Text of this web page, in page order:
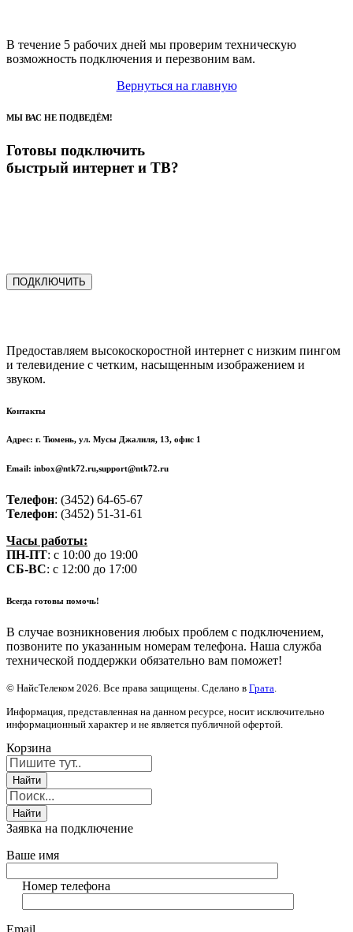
В течение 5 рабочих дней мы проверим техническую
возможность подключения и перезвоним вам.
Вернуться на главную
МЫ ВАС НЕ ПОДВЕДЁМ!
Готовы подключить
быстрый интернет и ТВ?
ПОДКЛЮЧИТЬ
Предоставляем высокоскоростной интернет с низким пингом
и телевидение с четким, насыщенным изображением и
звуком.
Контакты
Адрес: г. Тюмень, ул. Мусы Джалиля, 13, офис 1
Email: inbox@ntk72.ru,support@ntk72.ru
Телефон: (3452) 64-65-67
Телефон: (3452) 51-31-61
Часы работы:
ПН-ПТ: с 10:00 до 19:00
СБ-ВС: с 12:00 до 17:00
Всегда готовы помочь!
В случае возникновения любых проблем с подключением,
позвоните по указанным номерам телефона. Наша служба
технической поддержки обязательно вам поможет!
© НайсТелеком 2026. Все права защищены. Сделано в Грата.
Информация, представленная на данном ресурсе, носит исключительно
информационный характер и не является публичной офертой.
Корзина
Заявка на подключение
Ваше имя
Номер телефона
Email